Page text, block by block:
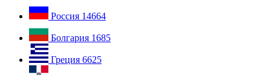
Россия 14664
Болгария 1685
Греция 6625